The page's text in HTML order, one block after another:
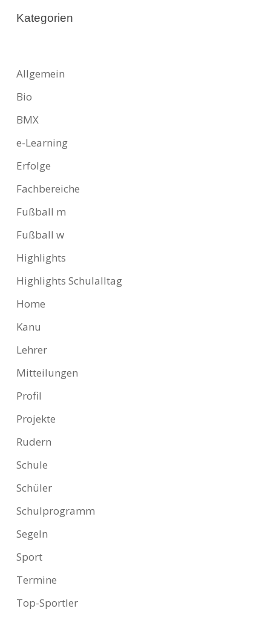
Kategorien
Allgemein
Bio
BMX
e-Learning
Erfolge
Fachbereiche
Fußball m
Fußball w
Highlights
Highlights Schulalltag
Home
Kanu
Lehrer
Mitteilungen
Profil
Projekte
Rudern
Schule
Schüler
Schulprogramm
Segeln
Sport
Termine
Top-Sportler